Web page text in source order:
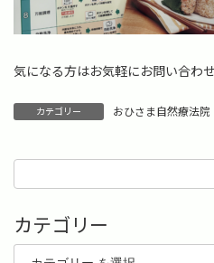
気になる方はお気軽にお問い合わせ
カテゴリー おひさま自然療法院
カテゴリー